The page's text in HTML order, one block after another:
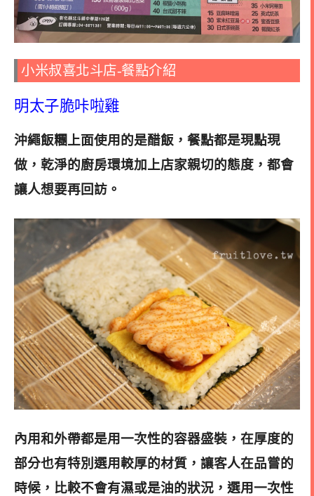
小米叔喜北斗店-餐點介紹
明太子脆咔啦雞
沖繩飯糰上面使用的是醋飯，餐點都是現點現
做，乾淨的廚房環境加上店家親切的態度，都會
讓人想要再回訪 。
內用和外帶都是用一次性的容器盛裝，在厚度的
部分也有特別選用較厚的材質，讓客人在品嘗的
時候，比較不會有濕或是油的狀況，選用一次性